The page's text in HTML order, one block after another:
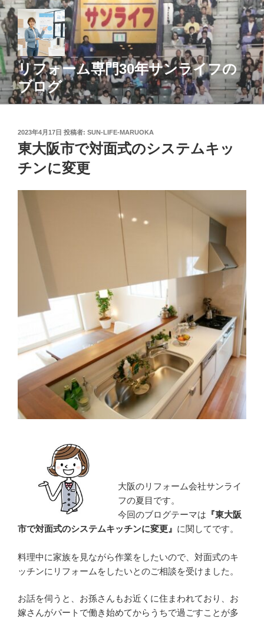
コ
ン
テ
ン
ツ
へ
ス
キ
リフォーム専門30年サンライフの
ブログ
投
稿
日:
2023年4月17日 投稿者: SUN-LIFE-MARUOKA
東大阪市で対面式のシステムキッ
チンに変更
大阪のリフォーム会社サンライ
フの夏目です。
今回のブログテーマは 『東大阪
市で対面式のシステムキッチンに変更』 に関してです。
料理中に家族を見ながら作業をしたいので、対面式のキ
ッチンにリフォームをしたいとのご相談を受けました。
お話を伺うと、お孫さんもお近くに住まわれており、お
嫁さんがパートで働き始めてからうちで過ごすことが多